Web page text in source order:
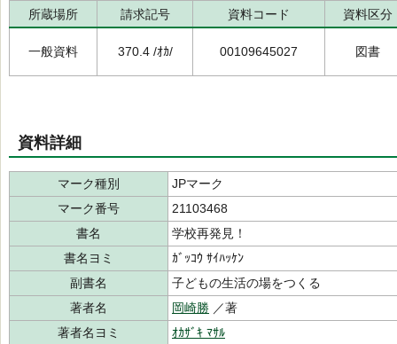
所蔵場所 請求記号 資料コード 資料区分
一般資料 370.4 /ｵｶ/ 00109645027 図書
資料詳細
マーク種別
JPマーク
マーク番号
21103468
書名
学校再発見！
書名ヨミ
ｶﾞｯｺｳ ｻｲﾊｯｹﾝ
副書名
子どもの生活の場をつくる
著者名
岡崎勝 ／著
著者名ヨミ
ｵｶｻﾞｷ ﾏｻﾙ